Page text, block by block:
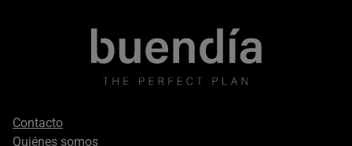
Footer
secondary
Contacto
Quiénes somos